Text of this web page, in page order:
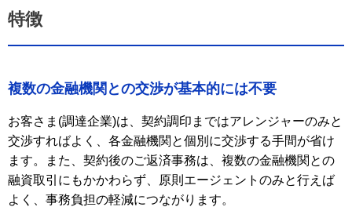
特徴
複数の金融機関との交渉が基本的には不要
お客さま(調達企業)は、契約調印まではアレンジャーのみと
交渉すればよく、各金融機関と個別に交渉する手間が省け
ます。また、契約後のご返済事務は、複数の金融機関との
融資取引にもかかわらず、原則エージェントのみと行えば
よく、事務負担の軽減につながります。